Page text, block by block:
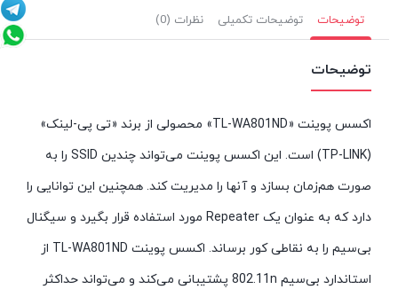
توضیحات توضیحات تکمیلی نظرات (0)
توضیحات
اکسس پوینت «TL-WA801ND» محصولی از برند «تی پی-لینک»
(TP-LINK) است. این اکسس پوینت می‌تواند چندین SSID را به
صورت هم‌زمان بسازد و آنها را مدیریت کند. همچنین این توانایی را
دارد که به عنوان یک Repeater مورد استفاده قرار بگیرد و سیگنال
بی‌سیم را به نقاطی کور برساند. اکسس پوینت TL-WA801ND از
استاندارد بی‌سیم 802.11n پشتیبانی می‌کند و می‌تواند حداکثر